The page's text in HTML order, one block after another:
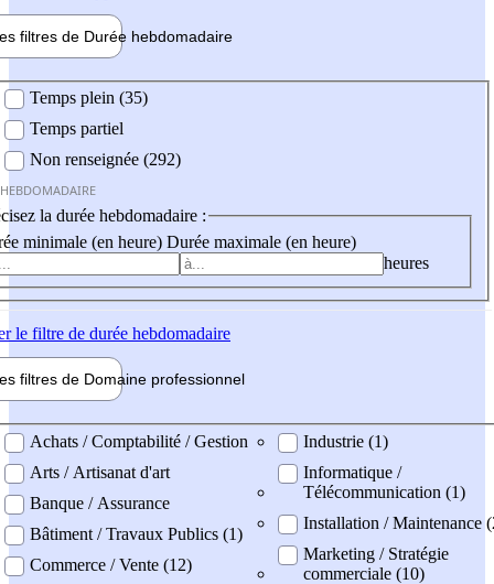
filtres de Durée hebdomadaire
Temps plein (35)
Temps partiel
Non renseignée (292)
la durée hebdomadaire :
minimale (en heure) Durée maximale (en heure)
heures
le filtre de durée hebdomadaire
filtres de Domaine professionnel
professionel
Achats / Comptabilité / Gestion
Arts / Artisanat d'art
Banque / Assurance
Bâtiment / Travaux Publics (1)
Commerce / Vente (12)
Industrie (1)
Informatique /
Télécommunication (1)
Installation / Maintenance
Marketing / Stratégie
commerciale (10)